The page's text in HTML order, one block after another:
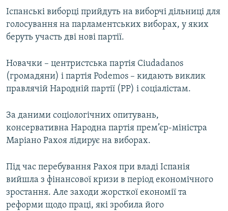
Усі сайти RFE/RL
Іспанські виборці прийдуть на виборчі дільниці для
голосування на парламентських виборах, у яких
беруть участь дві нові партії.
Новачки – центристська партія Ciudadanos
(громадяни) і партія Podemos – кидають виклик
правлячій Народній партії (PP) і соціалістам.
За даними соціологічних опитувань,
консервативна Народна партія прем’єр-міністра
Маріано Рахоя лідирує на виборах.
Під час перебування Рахоя при владі Іспанія
вийшла з фінансової кризи в період економічного
зростання. Але заходи жорсткої економії та
реформи щодо праці, які зробила його